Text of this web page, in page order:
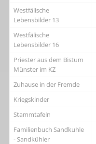
Westfälische
Lebensbilder 13
Westfälische
Lebensbilder 16
Priester aus dem Bistum
Münster im KZ
Zuhause in der Fremde
Kriegskinder
Stammtafeln
Familienbuch Sandkuhle
- Sandkühler